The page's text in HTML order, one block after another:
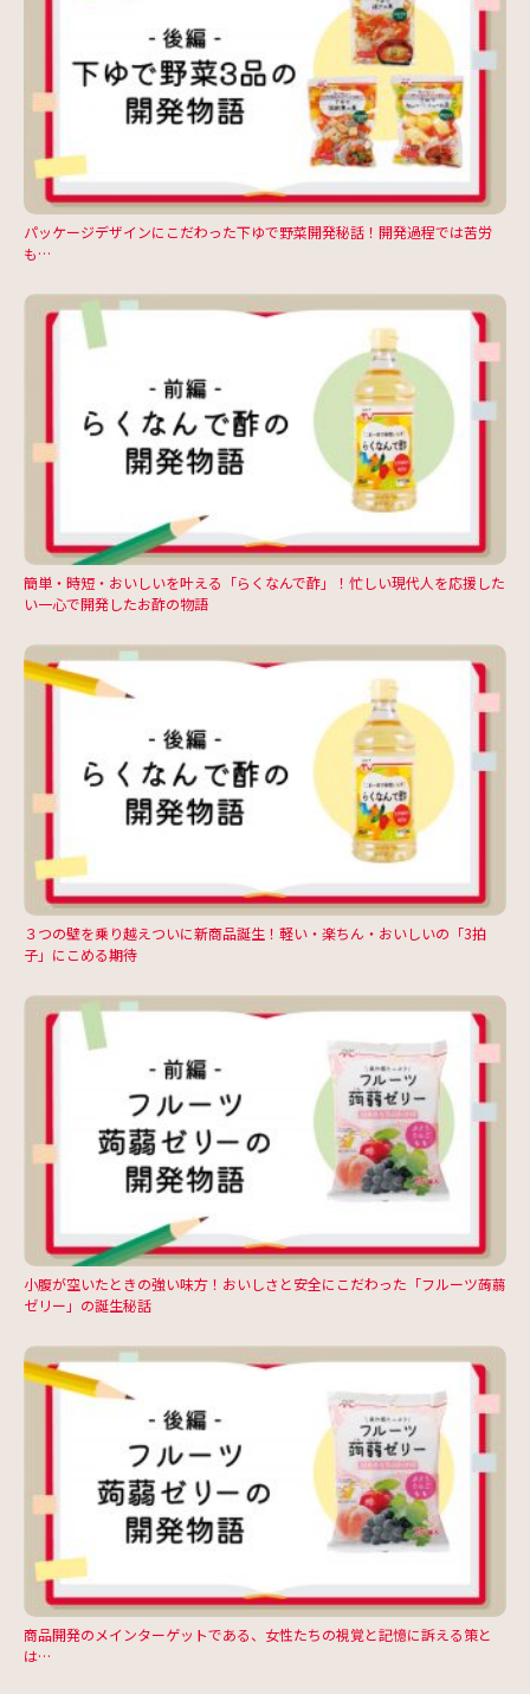
パッケージデザインにこだわった下ゆで野菜開発秘話！開発過程では苦労
も…
簡単・時短・おいしいを叶える「らくなんで酢」！忙しい現代人を応援した
い一心で開発したお酢の物語
３つの壁を乗り越えついに新商品誕生！軽い・楽ちん・おいしいの「3拍
子」にこめる期待
小腹が空いたときの強い味方！おいしさと安全にこだわった「フルーツ蒟蒻
ゼリー」の誕生秘話
商品開発のメインターゲットである、女性たちの視覚と記憶に訴える策と
は…